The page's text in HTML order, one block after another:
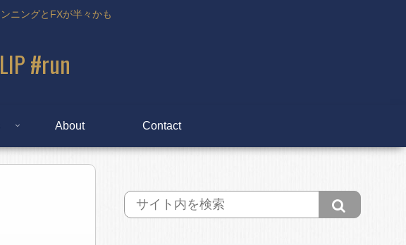
ニングとFXが半々かも
#run
About Contact